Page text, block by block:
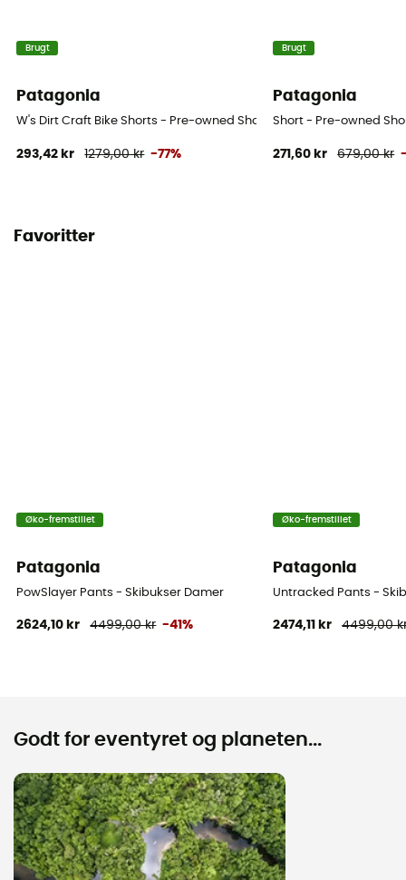
Brugt
Patagonia
W's Dirt Craft Bike Shorts - Pre-owned Short - Damer - Lilla - 36
293,42 kr 1279,00 kr -77%
Brugt
Patagonia
Short - Pre-owned
271,60 kr 679,00 kr
Favoritter
Øko-fremstillet
Patagonia
PowSlayer Pants - Skibukser Damer
2624,10 kr 4499,00 kr -41%
Øko-fremstillet
Patagonia
Untracked Pants -
2474,11 kr 4499,00
Godt for eventyret og planeten...